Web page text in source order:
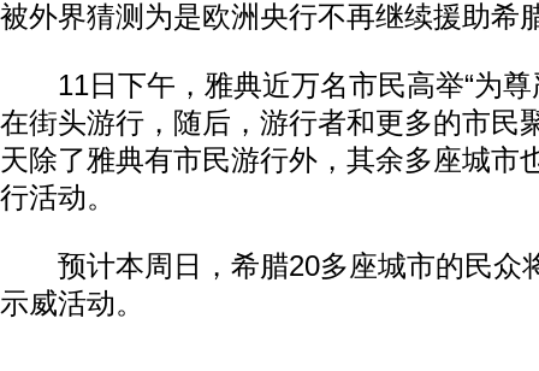
被外界猜测为是欧洲央行不再继续援助希
11日下午，雅典近万名市民高举“为尊
在街头游行，随后，游行者和更多的市民
天除了雅典有市民游行外，其余多座城市
行活动。
预计本周日，希腊20多座城市的民众
示威活动。